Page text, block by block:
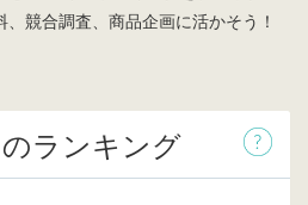
競合調査、商品企画に活かそう！
ランキング